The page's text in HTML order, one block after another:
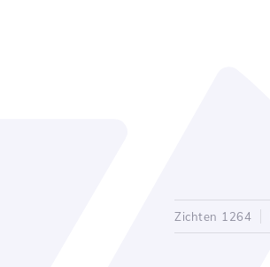
Zichten 1264